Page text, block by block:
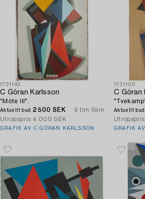
1731149
C Göran Karlsson
"Möte III".
Aktuellt bud 2 500 SEK
9 tim 59m
Utropspris 4 000 SEK
GRAFIK AV C GÖRAN KARLSSON
1731100
C Göran
Aktuellt bud
Utropspris
GRAFIK